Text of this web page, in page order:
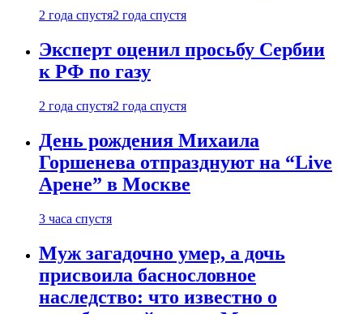
2 года спустя2 года спустя
Эксперт оценил просьбу Сербии
к РФ по газу
2 года спустя2 года спустя
День рождения Михаила
Горшенева отпразднуют на “Live
Арене” в Москве
3 часа спустя
Муж загадочно умер, а дочь
присвоила баснословное
наследство: что известно о